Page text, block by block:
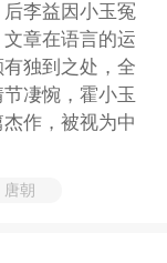
李益因小玉冤
章在语言的运
独到之处，全
凄惋，霍小玉
作，被视为中
唐朝